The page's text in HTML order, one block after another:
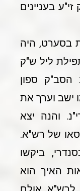
בעניינים
בסערט, היה
ליל ש"ק
הסב"ק ספון
ישב וערך את
והנה יצא
של רש"א.
ביקשו
האיך הוא